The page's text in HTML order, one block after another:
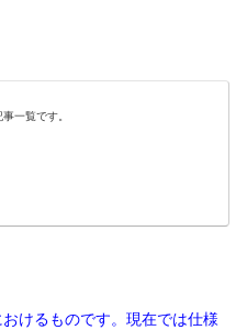
事一覧です。
けるものです。現在では仕様